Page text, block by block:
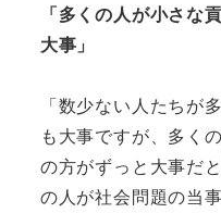
「多くの人が小さな
大事」
「数少ない人たちが
も大事ですが、多く
の方がずっと大事だ
の人が社会問題の当